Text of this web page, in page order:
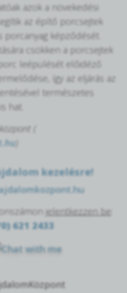
azok a növekedési
az építő porcsejtek
porcanyag képződését.
csökken a porcsejtek
leépülését előidéző
így az eljárás az
természetes
hat.
(
kezelésre!
jelentkezzen be
621 2433